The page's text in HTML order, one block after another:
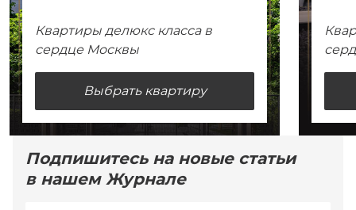
Квартиры делюкс класса в
сердце Москвы
Выбрать квартиру
Подпишитесь на новые статьи
в нашем Журнале